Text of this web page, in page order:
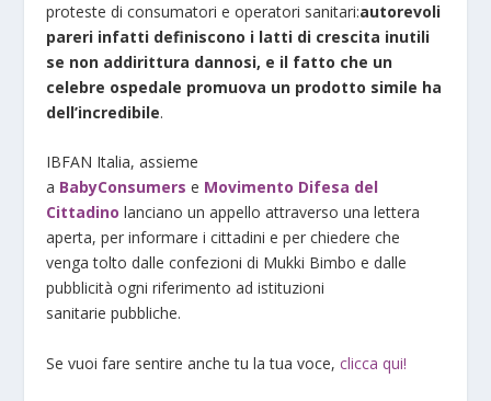
proteste di consumatori e operatori sanitari:autorevoli
pareri infatti definiscono i latti di crescita inutili
se non addirittura dannosi, e il fatto che un
celebre ospedale promuova un prodotto simile ha
dell’incredibile.
IBFAN Italia, assieme
a BabyConsumerse Movimento Difesa del
Cittadino lanciano un appello attraverso una lettera
aperta, per informare i cittadini e per chiedere che
venga tolto dalle confezioni di Mukki Bimbo e dalle
pubblicità ogni riferimento ad istituzioni
sanitarie pubbliche.
Se vuoi fare sentire anche tu la tua voce,clicca qui!